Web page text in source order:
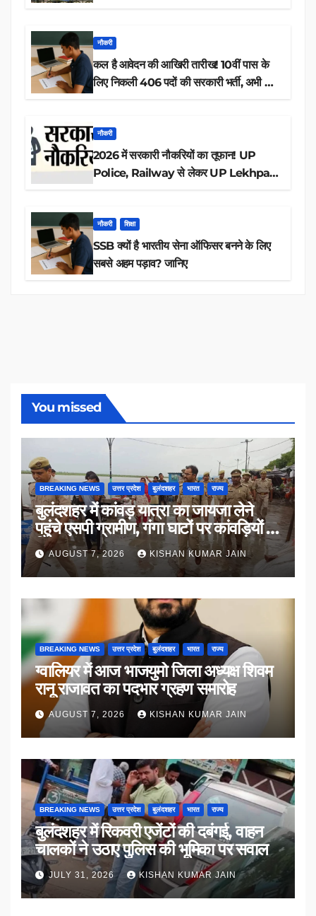
नौकरी
कल है आवेदन की आखिरी तारीख! 10वीं पास के
लिए निकली 406 पदों की सरकारी भर्ती, अभी करें
नौकरी
2026 में सरकारी नौकरियों का तूफान! UP
Police, Railway से लेकर UP Lekhpal
नौकरी शिक्षा
SSB क्यों है भारतीय सेना ऑफिसर बनने के लिए
सबसे अहम पड़ाव? जानिए
You missed
BREAKING NEWS उत्तर प्रदेश बुलंदशहर भारत राज्य
बुलंदशहर में कांवड़ यात्रा का जायजा लेने
पहुंचे एसपी ग्रामीण, गंगा घाटों पर कांवड़ियों से
किया संवाद
AUGUST 7, 2026 KISHAN KUMAR JAIN
BREAKING NEWS उत्तर प्रदेश बुलंदशहर भारत राज्य
ग्वालियर में आज भाजयुमो जिला अध्यक्ष शिवम
रानू राजावत का पदभार ग्रहण समारोह
AUGUST 7, 2026 KISHAN KUMAR JAIN
BREAKING NEWS उत्तर प्रदेश बुलंदशहर भारत राज्य
बुलंदशहर में रिकवरी एजेंटों की दबंगई, वाहन
चालकों ने उठाए पुलिस की भूमिका पर सवाल
JULY 31, 2026 KISHAN KUMAR JAIN